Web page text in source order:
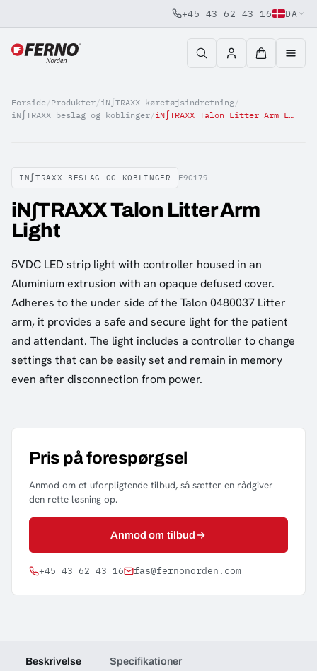
Jump to content
+45 43 62 43 16 DA
Forside/Produkter/iN∫TRAXX køretøjsindretning/
iN∫TRAXX beslag og koblinger/ iN∫TRAXX Talon Litter Arm Light
IN∫TRAXX BESLAG OG KOBLINGER F90179
iN∫TRAXX Talon Litter Arm
Light
5VDC LED strip light with controller housed in an
Aluminium extrusion with an opaque defused cover.
Adheres to the under side of the Talon 0480037 Litter
arm, it provides a safe and secure light for the patient
and attendant. The light includes a controller to change
settings that can be easily set and remain in memory
even after disconnection from power.
Pris på forespørgsel
Anmod om et uforpligtende tilbud, så sætter en rådgiver
den rette løsning op.
Anmod om tilbud
+45 43 62 43 16 fas@fernonorden.com
Beskrivelse Specifikationer